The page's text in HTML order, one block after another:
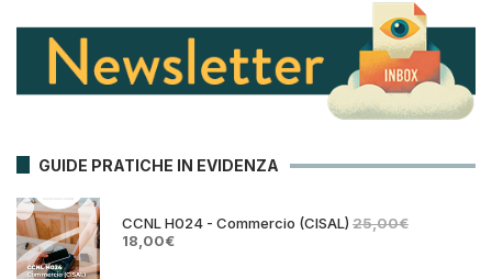
GUIDE PRATICHE IN EVIDENZA
CCNL H024 - Commercio (CISAL) 25,00€
Il18,00€Il